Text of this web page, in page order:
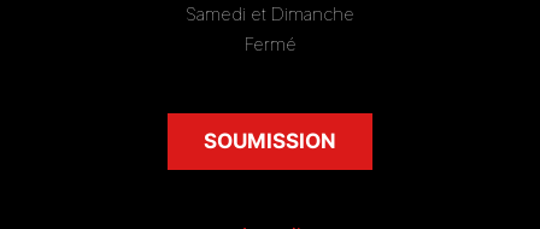
Samedi et Dimanche
Fermé
SOUMISSION